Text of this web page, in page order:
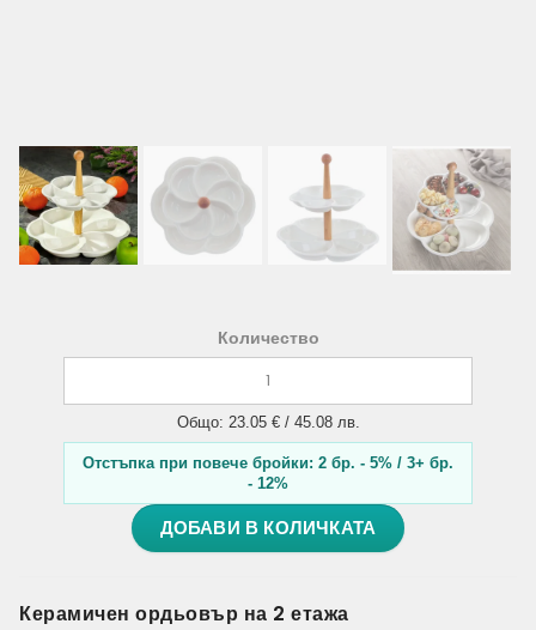
Количество
Общо: 23.05 € / 45.08 лв.
Отстъпка при повече бройки: 2 бр. - 5% / 3+ бр.
- 12%
ДОБАВИ В КОЛИЧКАТА
Керамичен ордьовър на 2 етажа